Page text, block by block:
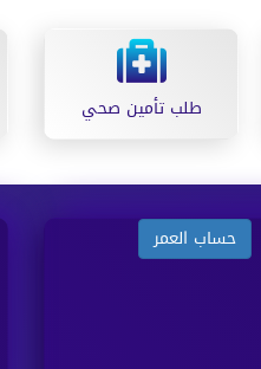
طلب تأمين صحي
حساب العمر